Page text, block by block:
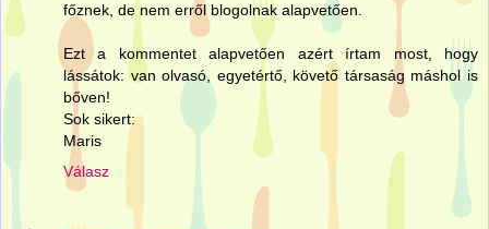
főznek, de nem erről blogolnak alapvetően.
Ezt a kommentet alapvetően azért írtam most, hogy
lássátok: van olvasó, egyetértő, követő társaság máshol is
bőven!
Sok sikert:
Maris
Válasz